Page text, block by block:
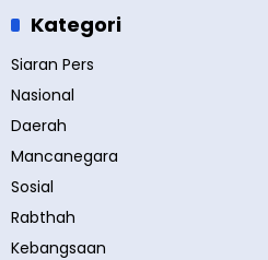
Kategori
Siaran Pers
Nasional
Daerah
Mancanegara
Sosial
Rabthah
Kebangsaan